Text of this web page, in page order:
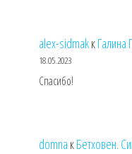
alex-sidmakкГалина
18.05.2023
Спасибо!
domna кБетховен.